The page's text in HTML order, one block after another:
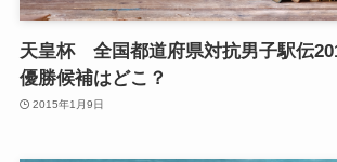
天皇杯 全国都道府県対抗男子駅伝
優勝候補はどこ？
2015年1月9日